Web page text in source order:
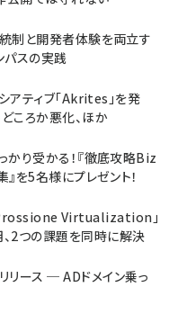
統制と開発者体験を両立す
パスの実践
ティブ「Akrites」を発
ころか悪化、ほか
かり受かる！『徹底攻略Biz
を5名様にプレゼント！
Virtualization」
2つの課題を同時に解決
リース ─ ADドメイン乗っ